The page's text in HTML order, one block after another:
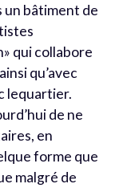
un bâtiment de
qui collabore
qu’avec
lequartier.
de ne
en
forme que
malgré de